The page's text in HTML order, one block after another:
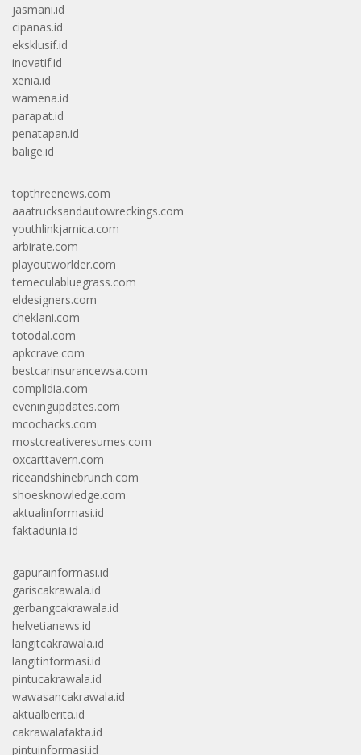
jasmani.id
cipanas.id
eksklusif.id
inovatif.id
xenia.id
wamena.id
parapat.id
penatapan.id
balige.id
topthreenews.com
aaatrucksandautowreckings.com
youthlinkjamica.com
arbirate.com
playoutworlder.com
temeculabluegrass.com
eldesigners.com
cheklani.com
totodal.com
apkcrave.com
bestcarinsurancewsa.com
complidia.com
eveningupdates.com
mcochacks.com
mostcreativeresumes.com
oxcarttavern.com
riceandshinebrunch.com
shoesknowledge.com
aktualinformasi.id
faktadunia.id
gapurainformasi.id
gariscakrawala.id
gerbangcakrawala.id
helvetianews.id
langitcakrawala.id
langitinformasi.id
pintucakrawala.id
wawasancakrawala.id
aktualberita.id
cakrawalafakta.id
pintuinformasi.id